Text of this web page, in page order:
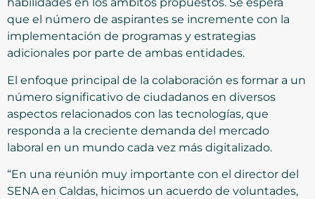
habilidades en los ámbitos propuestos. Se espera
que el número de aspirantes se incremente con la
implementación de programas y estrategias
adicionales por parte de ambas entidades.
El enfoque principal de la colaboración es formar a un
número significativo de ciudadanos en diversos
aspectos relacionados con las tecnologías, que
responda a la creciente demanda del mercado
laboral en un mundo cada vez más digitalizado.
“En una reunión muy importante con el director del
SENA en Caldas, hicimos un acuerdo de voluntades,